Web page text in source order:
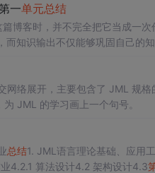
一单元总结
博客时，并不完全把它当成一
而知识输出不仅能够巩固自己的
，一些迭代过程中的亲身经历和
网络展开，主要包含了 JML 规
为 JML 的学习画上一个句号。
总结1. JML语言理论基础、应用
4.2.1 算法设计4.2 架构设计4.3